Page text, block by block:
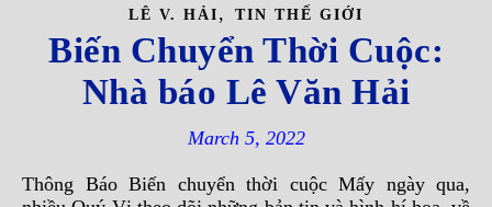
LÊ V. HẢI , TIN THẾ GIỚI
Biến Chuyển Thời Cuộc:
Nhà báo Lê Văn Hải
March 5, 2022
Thông Báo Biến chuyển thời cuộc Mấy ngày qua,